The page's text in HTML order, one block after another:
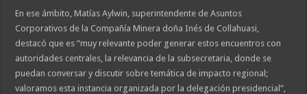
En ese ámbito, Matías Aylwin, superintendente de Asuntos
Corporativos de la Compañía Minera doña Inés de Collahuasi,
destacó que es “muy relevante poder generar estos encuentros con
autoridades centrales, la relevancia de la subsecretaria, donde se
puedan conversar y discutir sobre temática de impacto regional;
valoramos esta instancia organizada por la delegación presidencial”,